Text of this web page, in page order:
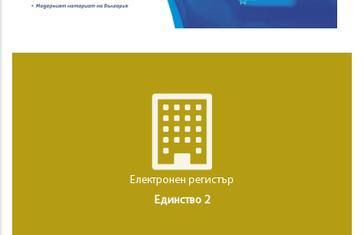
Електронен регистър
Единство 2